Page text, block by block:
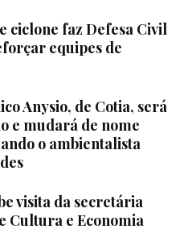
ciclone faz Defesa Civil
equipes de
Anysio, de Cotia, será
e mudará de nome
o ambientalista
visita da secretária
Cultura e Economia